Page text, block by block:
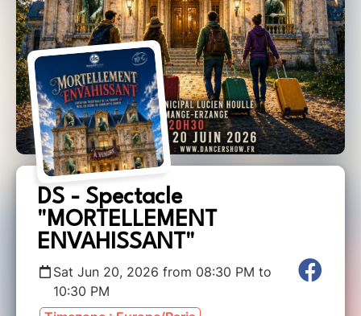
DS - Spectacle
"MORTELLEMENT
ENVAHISSANT"
Sat Jun 20, 2026 from 08:30 PM to
10:30 PM